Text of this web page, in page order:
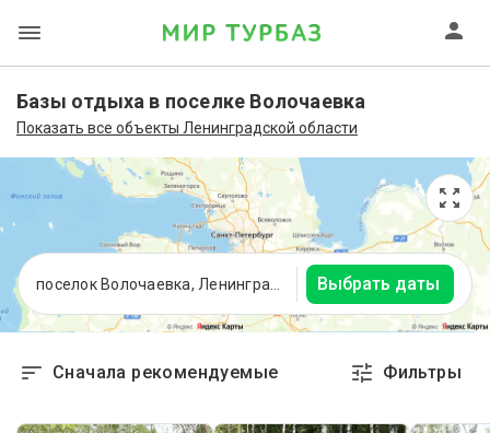
Базы отдыха в поселке Волочаевка
Показать все объекты Ленинградской области
Выбрать даты
Сначала рекомендуемые Фильтры